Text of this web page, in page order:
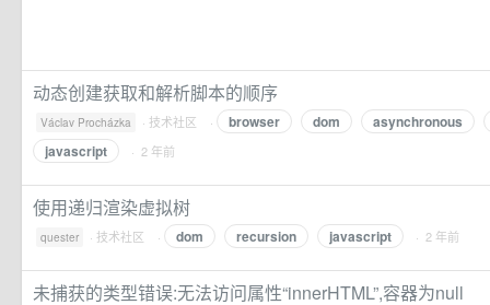
动态创建获取和解析脚本的顺序
Václav Procházka · 技术社区 · browser dom
asynchronous
javascript
· 2 年前
使用递归渲染虚拟树
quester · 技术社区 · dom recursion javascript · 2 年前
未捕获的类型错误:无法访问属性“innerHTML”,容器为null